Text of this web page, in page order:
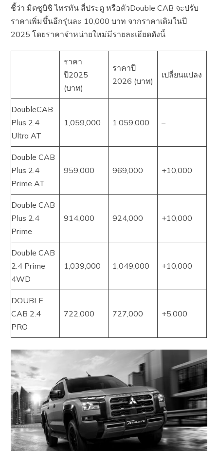
ชี้ว่า มิตซูบิชิ ไทรทัน สี่ประตู หรือตัวDouble CAB จะปรับ
ราคาเพิ่มขึ้นอีกรุ่นละ 10,000 บาท จากราคาเดิมในปี
2025 โดยราคาจำหน่ายใหม่มีรายละเอียดดังนี้
ราคา
ปี2025
(บาท)
ราคาปี
2026 (บาท)
เปลี่ยนแปลง
DoubleCAB
Plus 2.4
Ultra AT
1,059,000 1,059,000 –
Double CAB
Plus 2.4
Prime AT
959,000 969,000 +10,000
Double CAB
Plus 2.4
Prime
914,000 924,000 +10,000
Double CAB
2.4 Prime
4WD
1,039,000 1,049,000 +10,000
DOUBLE
CAB 2.4
PRO
722,000 727,000 +5,000